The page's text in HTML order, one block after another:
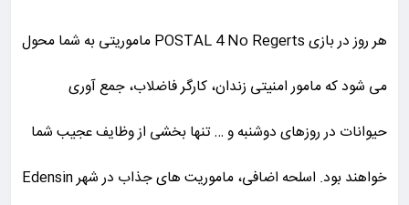
هر روز در بازی POSTAL 4 No Regerts ماموریتی به شما محول
می شود که مامور امنیتی زندان، کارگر فاضلاب، جمع آوری
حیوانات در روزهای دوشنبه و … تنها بخشی از وظایف عجیب شما
خواهند بود. اسلحه اضافی، ماموریت های جذاب در شهر Edensin